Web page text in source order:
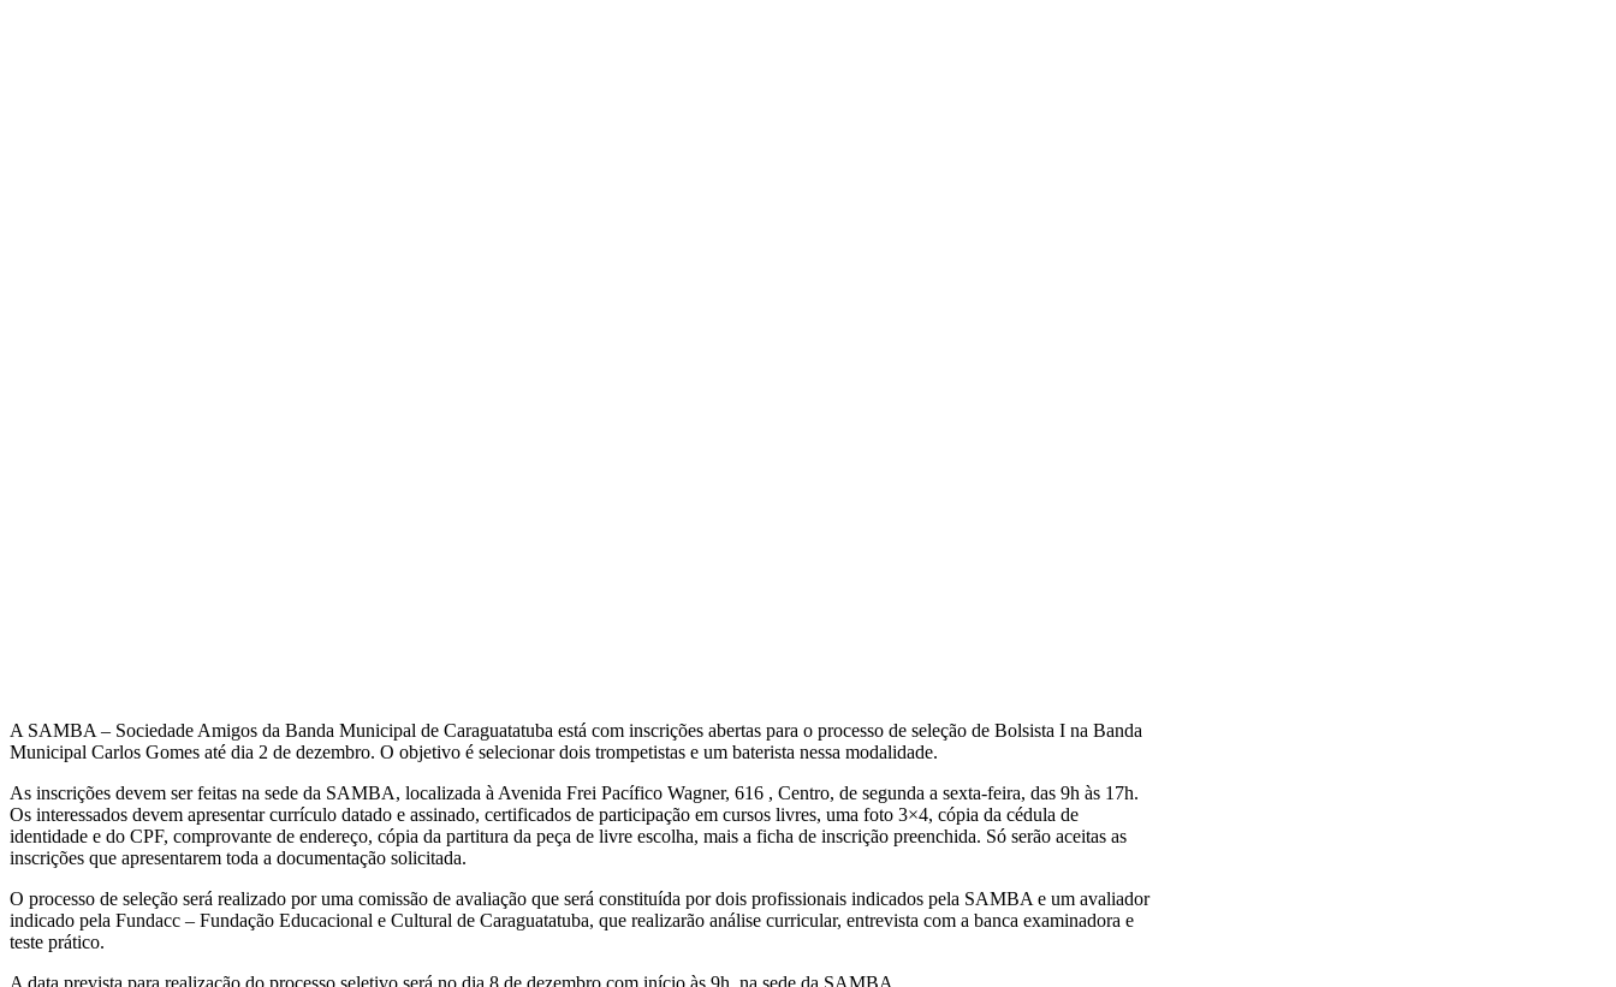
A SAMBA – Sociedade Amigos da Banda Municipal de Caraguatatuba está com inscrições abertas para o processo de seleção de Bolsista I na Banda
Municipal Carlos Gomes até dia 2 de dezembro. O objetivo é selecionar dois trompetistas e um baterista nessa modalidade.
As inscrições devem ser feitas na sede da SAMBA, localizada à Avenida Frei Pacífico Wagner, 616 , Centro, de segunda a sexta-feira, das 9h às 17h.
Os interessados devem apresentar currículo datado e assinado, certificados de participação em cursos livres, uma foto 3×4, cópia da cédula de
identidade e do CPF, comprovante de endereço, cópia da partitura da peça de livre escolha, mais a ficha de inscrição preenchida. Só serão aceitas as
inscrições que apresentarem toda a documentação solicitada.
O processo de seleção será realizado por uma comissão de avaliação que será constituída por dois profissionais indicados pela SAMBA e um avaliador
indicado pela Fundacc – Fundação Educacional e Cultural de Caraguatatuba, que realizarão análise curricular, entrevista com a banca examinadora e
teste prático.
A data prevista para realização do processo seletivo será no dia 8 de dezembro com início às 9h, na sede da SAMBA.